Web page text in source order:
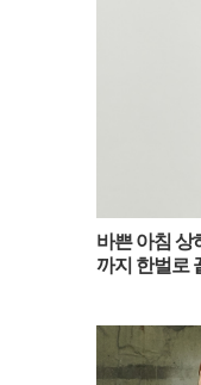
바쁜 아침 상
까지 한벌로